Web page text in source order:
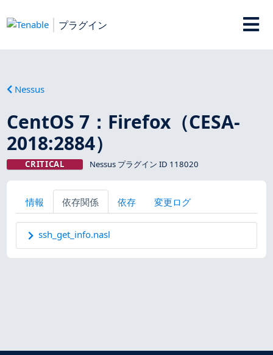
プラグイン
Nessus
CentOS 7：Firefox（CESA-
2018:2884）
CRITICAL Nessus プラグイン ID 118020
情報 依存関係 依存 変更ログ
ssh_get_info.nasl